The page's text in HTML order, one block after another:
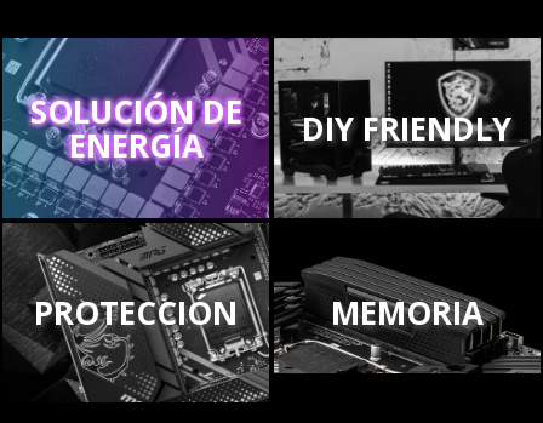
SOLUCIÓN DE
ENERGÍA DIY FRIENDLY
PROTECCIÓN MEMORIA